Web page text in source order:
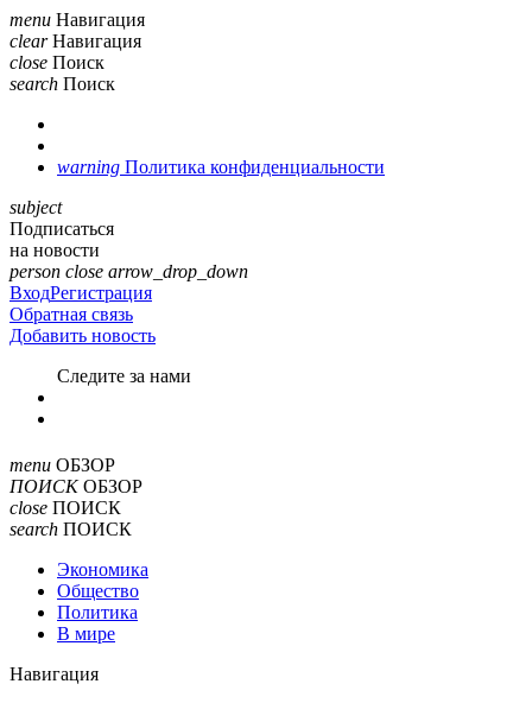
menu Навигация
clear Навигация
close Поиск
search Поиск
warning Политика конфиденциальности
subject
Подписаться
на новости
person close arrow_drop_down
ВходРегистрация
Обратная связь
Добавить новость
Cледите за нами
menu ОБЗОР
ПОИСК ОБЗОР
close ПОИСК
search ПОИСК
Экономика
Общество
Политика
В мире
Навигация